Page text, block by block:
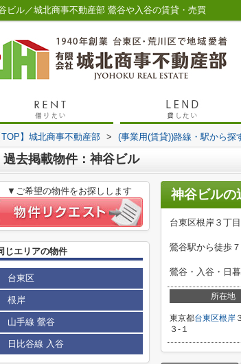
ビル／城北商事不動産部 鶯谷や入谷の賃貸・売買
TOP】城北商事不動産部 > (事業用(賃貸))路線・駅から探
過去掲載物件：神谷ビル
神谷ビルの
台東区根岸３丁
鶯谷駅から徒歩
鶯谷・入谷・日
所在地
東京都台東区根岸
３-１
▼ご希望の物件をお探しします
じエリアの物件
台東区
根岸
山手線 鶯谷
日比谷線 入谷